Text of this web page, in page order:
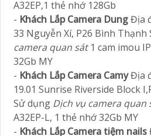
A32EP,1 thẻ nhớ 128Gb
- Khách Lắp Camera DungĐịa
33 Nguyễn Xí, P26 Bình Thạnh
camera quan sát1 cam imou
32Gb MY
- Khách Lắp Camera CamyĐịa
19.01 Sunrise Riverside Block
Sử dụng Dịch vụ camera quan
A32EP-L, 1 thẻ nhớ 32Gb MY
- Khách Lắp Camera tiệm nails